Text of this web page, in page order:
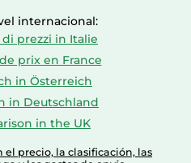
internacional:
prezzi in Italie
prix en France
in Österreich
in Deutschland
in the UK
precio, la clasificación, las